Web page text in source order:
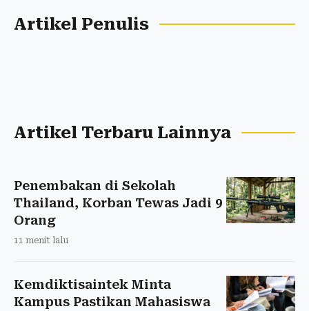
Artikel Penulis
Artikel Terbaru Lainnya
Penembakan di Sekolah
Thailand, Korban Tewas Jadi 9
Orang
11 menit lalu
Kemdiktisaintek Minta
Kampus Pastikan Mahasiswa